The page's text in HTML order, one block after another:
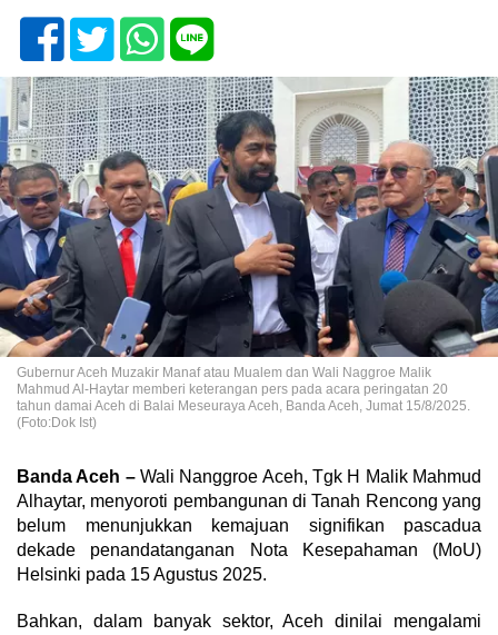
Gubernur Aceh Muzakir Manaf atau Mualem dan Wali Naggroe Malik
Mahmud Al-Haytar memberi keterangan pers pada acara peringatan 20
tahun damai Aceh di Balai Meseuraya Aceh, Banda Aceh, Jumat 15/8/2025.
(Foto:Dok Ist)
Banda Aceh –Wali Nanggroe Aceh, Tgk H Malik Mahmud
Alhaytar, menyoroti pembangunan di Tanah Rencong yang
belum menunjukkan kemajuan signifikan pascadua
dekade penandatanganan Nota Kesepahaman (MoU)
Helsinki pada 15 Agustus 2025.
Bahkan, dalam banyak sektor, Aceh dinilai mengalami